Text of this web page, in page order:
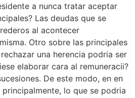
a nunca tratar aceptar
Las deudas que se
al acontecer
Otro sobre las principales
una herencia podria ser
elaborar cara al remuneracii?
De este modo, en en
lo que se podria